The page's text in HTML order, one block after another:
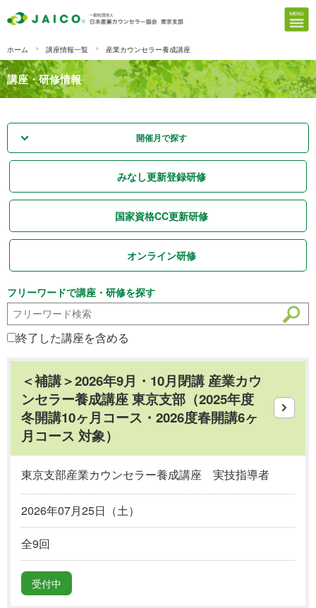
ホーム 講座情報一覧 産業カウンセラー養成講座
講座・研修情報
開催月で探す
みなし更新登録研修
国家資格CC更新研修
オンライン研修
フリーワードで講座・研修を探す
終了した講座を含める
＜補講＞2026年9月・10月閉講 産業カウ
ンセラー養成講座 東京支部（2025年度
冬開講10ヶ月コース・2026度春開講6ヶ
月コース 対象）
東京支部産業カウンセラー養成講座 実技指導者
2026年07月25日（土）
全9回
受付中